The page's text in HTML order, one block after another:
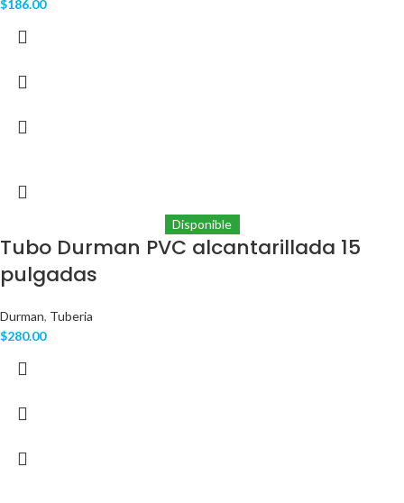
$186.00
Disponible
Tubo Durman PVC alcantarillada 15
pulgadas
Durman, Tuberia
$280.00